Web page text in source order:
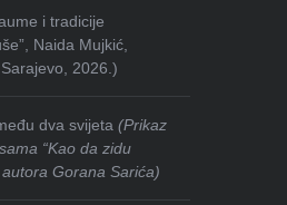
i tradicije
Naida Mujkić,
2026.)
dva svijeta(Prikaz
“Kao da zidu
autora Gorana Sarića)